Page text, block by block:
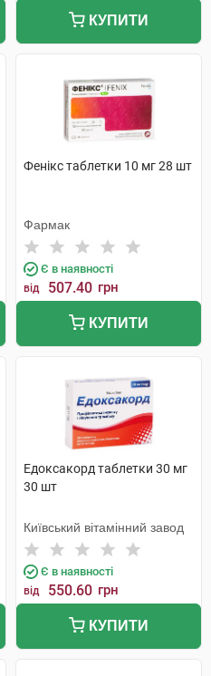
КУПИТИ
Фенікс таблетки 10 мг 28 шт
Фармак
Є в наявності
від 507.40 грн
КУПИТИ
Едоксакорд таблетки 30 мг
30 шт
Київський вітамінний завод
Є в наявності
від 550.60 грн
КУПИТИ